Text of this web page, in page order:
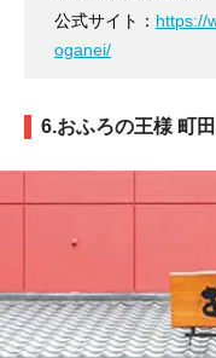
公式サイト： https://
oganei/
6.おふろの王様 町